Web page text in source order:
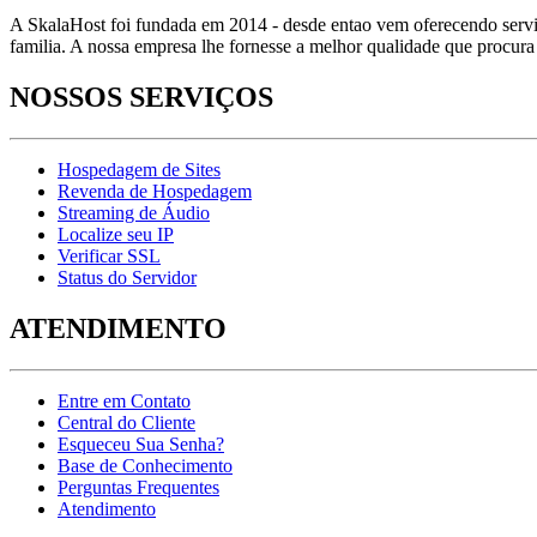
A SkalaHost foi fundada em 2014 - desde entao vem oferecendo
familia. A nossa empresa lhe fornesse a melhor qualidade que
NOSSOS SERVIÇOS
Hospedagem de Sites
Revenda de Hospedagem
Streaming de Áudio
Localize seu IP
Verificar SSL
Status do Servidor
ATENDIMENTO
Entre em Contato
Central do Cliente
Esqueceu Sua Senha?
Base de Conhecimento
Perguntas Frequentes
Atendimento